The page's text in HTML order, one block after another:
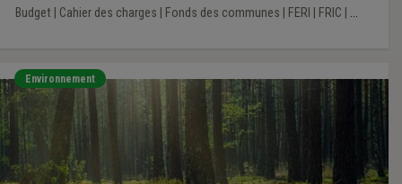
Budget| Cahier des charges Fonds des communes FERI FRIC ...
Environnement